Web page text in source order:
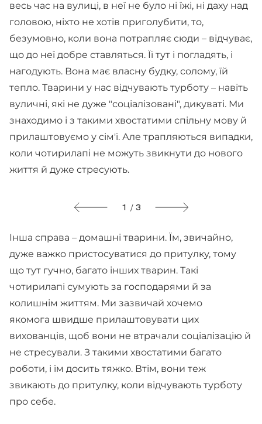
весь час на вулиці, в неї не було ні їжі, ні даху над
головою, ніхто не хотів приголубити, то,
безумовно, коли вона потрапляє сюди – відчуває,
що до неї добре ставляться. Її тут і погладять, і
нагодують. Вона має власну будку, солому, їй
тепло. Тварини у нас відчувають турботу – навіть
вуличні, які не дуже "соціалізовані", дикуваті. Ми
знаходимо і з такими хвостатими спільну мову й
прилаштовуємо у сім'ї. Але трапляються випадки,
коли чотирилапі не можуть звикнути до нового
життя й дуже стресують.
1 / 3
Інша справа – домашні тварини. Їм, звичайно,
дуже важко пристосуватися до притулку, тому
що тут гучно, багато інших тварин. Такі
чотирилапі сумують за господарями й за
колишнім життям. Ми зазвичай хочемо
якомога швидше прилаштовувати цих
вихованців, щоб вони не втрачали соціалізацію й
не стресували. З такими хвостатими багато
роботи, і їм досить тяжко. Втім, вони теж
звикають до притулку, коли відчувають турботу
про себе.